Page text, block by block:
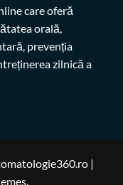
care oferă
orală,
prevenția
zilnică a
|